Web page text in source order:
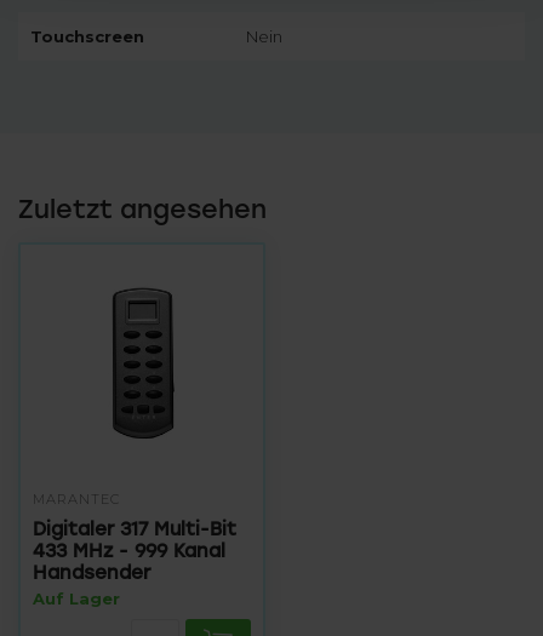
Touchscreen Nein
Zuletzt angesehen
MARANTEC
Digitaler 317 Multi-Bit
433 MHz - 999 Kanal
Handsender
Auf Lager